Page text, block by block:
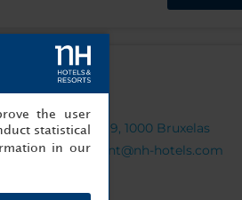
Grotelaan, 11-19, 1000 Bruxelas
hotels.com
the user
statistical
in our